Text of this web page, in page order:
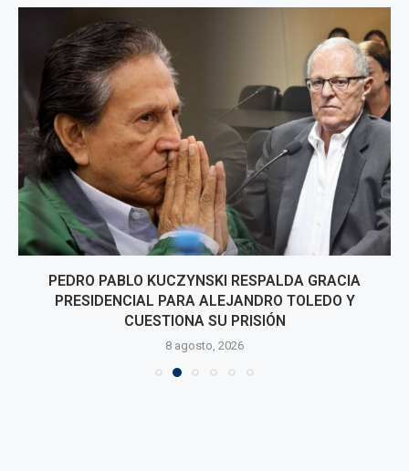
PEDRO PABLO KUCZYNSKI RESPALDA GRACIA
PRESIDENCIAL PARA ALEJANDRO TOLEDO Y
CUESTIONA SU PRISIÓN
8 agosto, 2026